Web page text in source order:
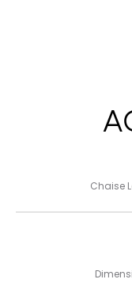
Chaise